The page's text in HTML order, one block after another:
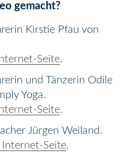
gemacht?
Kirstie Pfau von
Seite.
und Tänzerin Odile
Yoga.
Seite.
Jürgen Weiland.
Internet-Seite.